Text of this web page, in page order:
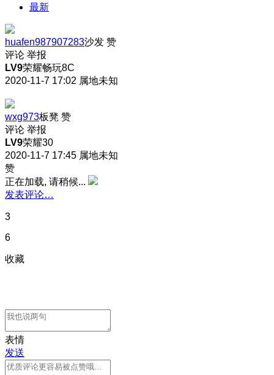
最新
huafen987907283沙发 赞
评论 举报
LV9荣耀畅玩8C
2020-11-7 17:02 属地未知
wxg973板凳 赞
评论 举报
LV9荣耀30
2020-11-7 17:45 属地未知
赞
正在加载, 请稍候...
发表评论…
3
6
收藏
表情
发送